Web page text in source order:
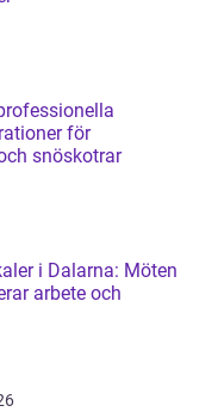
för
snöskotrar
i Dalarna: Möten
arbete och